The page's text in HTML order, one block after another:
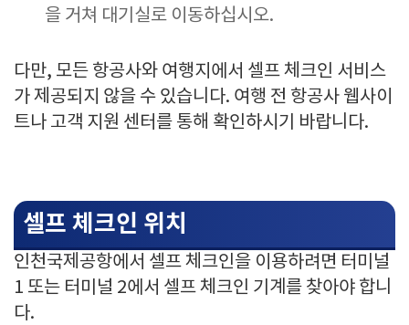
을 거쳐 대기실로 이동하십시오.
다만, 모든 항공사와 여행지에서 셀프 체크인 서비스
가 제공되지 않을 수 있습니다. 여행 전 항공사 웹사이
트나 고객 지원 센터를 통해 확인하시기 바랍니다.
셀프 체크인 위치
인천국제공항에서 셀프 체크인을 이용하려면 터미널
1 또는 터미널 2에서 셀프 체크인 기계를 찾아야 합니
다.